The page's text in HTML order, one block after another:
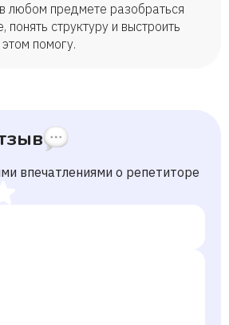
любом предмете разобраться
понять структуру и выстроить
помогу.
впечатлениями о репетиторе